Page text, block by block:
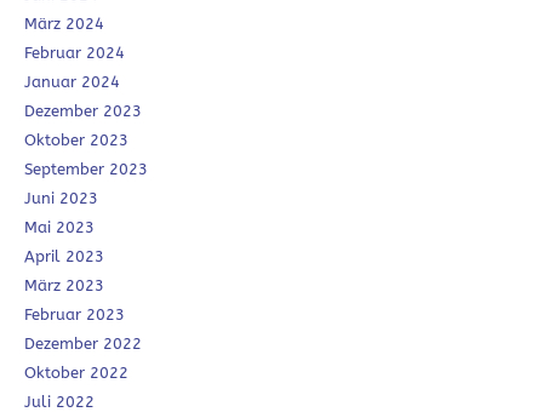
März 2024
Februar 2024
Januar 2024
Dezember 2023
Oktober 2023
September 2023
Juni 2023
Mai 2023
April 2023
März 2023
Februar 2023
Dezember 2022
Oktober 2022
Juli 2022